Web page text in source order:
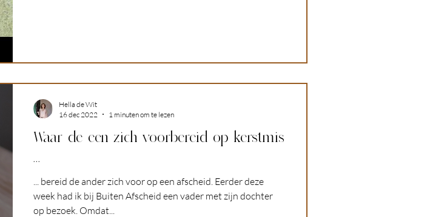
Waar de een zich voorbereid op kerstmis
...
... bereid de ander zich voor op een afscheid. Eerder deze
week had ik bij Buiten Afscheid een vader met zijn dochter
op bezoek. Omdat...
Hella de Wit
16 dec 2022
1 minuten om te lezen